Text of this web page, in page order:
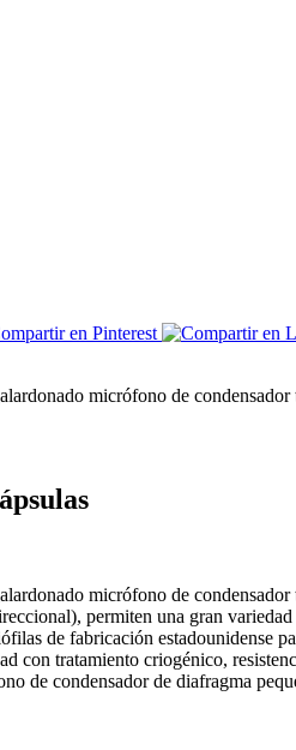
micrófono de
micrófono de
permiten una gran
de fabricación estadounidense
con tratamiento criogénico,
de condensador de diafragma